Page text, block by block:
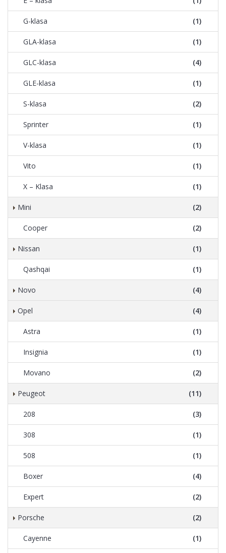
G-klasa (1)
GLA-klasa (1)
GLC-klasa (4)
GLE-klasa (1)
S-klasa (2)
Sprinter (1)
V-klasa (1)
Vito (1)
X – Klasa (1)
Mini (2)
Cooper (2)
Nissan (1)
Qashqai (1)
Novo (4)
Opel (4)
Astra (1)
Insignia (1)
Movano (2)
Peugeot (11)
208 (3)
308 (1)
508 (1)
Boxer (4)
Expert (2)
Porsche (2)
Cayenne (1)